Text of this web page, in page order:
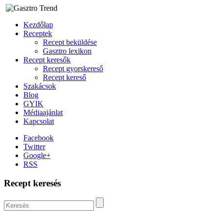
Kezdőlap
Receptek
Recept beküldése
Gasztro lexikon
Recept keresők
Recept gyorskereső
Recept kereső
Szakácsok
Blog
GYIK
Médiaajánlat
Kapcsolat
Facebook
Twitter
Google+
RSS
Recept keresés